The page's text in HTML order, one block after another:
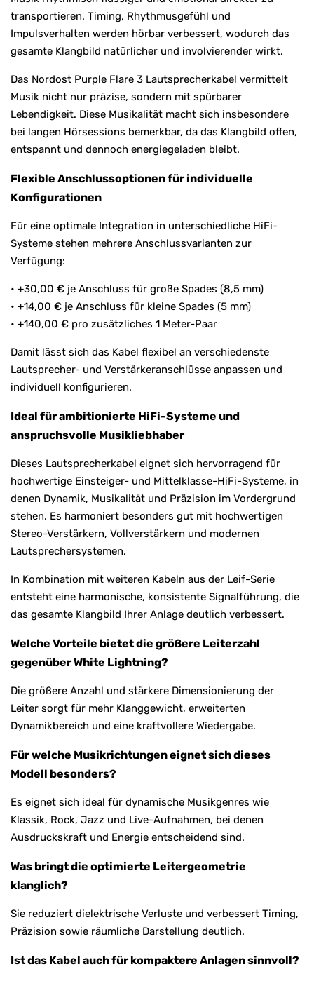
transportieren. Timing, Rhythmusgefühl und
Impulsverhalten werden hörbar verbessert, wodurch das
gesamte Klangbild natürlicher und involvierender wirkt.
Das Nordost Purple Flare 3 Lautsprecherkabel vermittelt
Musik nicht nur präzise, sondern mit spürbarer
Lebendigkeit. Diese Musikalität macht sich insbesondere
bei langen Hörsessions bemerkbar, da das Klangbild offen,
entspannt und dennoch energiegeladen bleibt.
Flexible Anschlussoptionen für individuelle
Konfigurationen
Für eine optimale Integration in unterschiedliche HiFi-
Systeme stehen mehrere Anschlussvarianten zur
Verfügung:
• +30,00 € je Anschluss für große Spades (8,5 mm)
• +14,00 € je Anschluss für kleine Spades (5 mm)
• +140,00 € pro zusätzliches 1 Meter-Paar
Damit lässt sich das Kabel flexibel an verschiedenste
Lautsprecher- und Verstärkeranschlüsse anpassen und
individuell konfigurieren.
Ideal für ambitionierte HiFi-Systeme und
anspruchsvolle Musikliebhaber
Dieses Lautsprecherkabel eignet sich hervorragend für
hochwertige Einsteiger- und Mittelklasse-HiFi-Systeme, in
denen Dynamik, Musikalität und Präzision im Vordergrund
stehen. Es harmoniert besonders gut mit hochwertigen
Stereo-Verstärkern, Vollverstärkern und modernen
Lautsprechersystemen.
In Kombination mit weiteren Kabeln aus der Leif-Serie
entsteht eine harmonische, konsistente Signalführung, die
das gesamte Klangbild Ihrer Anlage deutlich verbessert.
Welche Vorteile bietet die größere Leiterzahl
gegenüber White Lightning?
Die größere Anzahl und stärkere Dimensionierung der
Leiter sorgt für mehr Klanggewicht, erweiterten
Dynamikbereich und eine kraftvollere Wiedergabe.
Für welche Musikrichtungen eignet sich dieses
Modell besonders?
Es eignet sich ideal für dynamische Musikgenres wie
Klassik, Rock, Jazz und Live-Aufnahmen, bei denen
Ausdruckskraft und Energie entscheidend sind.
Was bringt die optimierte Leitergeometrie
klanglich?
Sie reduziert dielektrische Verluste und verbessert Timing,
Präzision sowie räumliche Darstellung deutlich.
Ist das Kabel auch für kompaktere Anlagen sinnvoll?